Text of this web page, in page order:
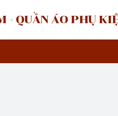
- QUẦN ÁO PHỤ